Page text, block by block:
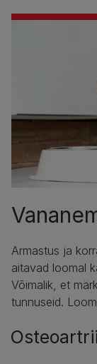
Armastus ja
aitavad loomal
Võimalik, et
tunnuseid.